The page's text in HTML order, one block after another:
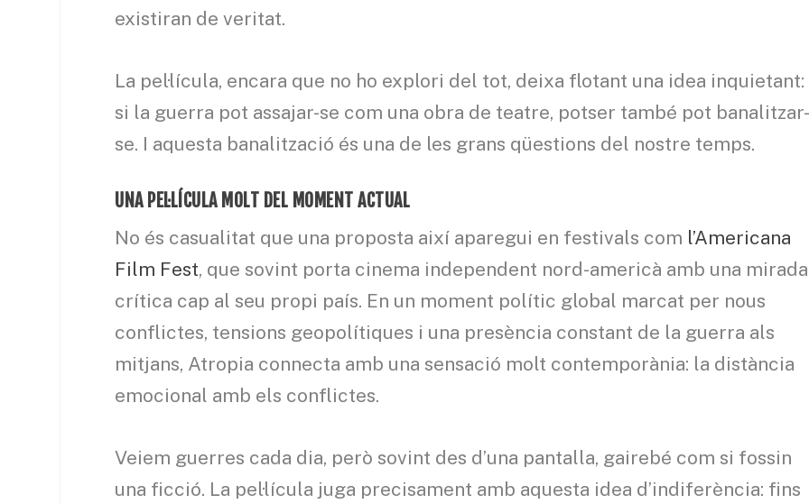
existiran de veritat.
La pel·lícula, encara que no ho explori del tot, deixa flotant una idea inquietant:
si la guerra pot assajar-se com una obra de teatre, potser també pot
se. I aquesta banalització és una de les grans qüestions del nostre temps.
UNA PEL·LÍCULA MOLT DEL MOMENT ACTUAL
No és casualitat que una proposta així aparegui en festivals com l’Americana
Film Fest, que sovint porta cinema independent nord-americà amb una mirada
crítica cap al seu propi país. En un moment polític global marcat per nous
conflictes, tensions geopolítiques i una presència constant de la guerra als
mitjans, Atropia connecta amb una sensació molt contemporània: la distància
emocional amb els conflictes.
Veiem guerres cada dia, però sovint des d’una pantalla, gairebé com si fossin
una ficció. La pel·lícula juga precisament amb aquesta idea d’indiferència: fins